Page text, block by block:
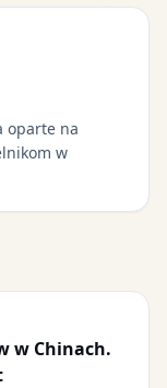
oparte na
w
w Chinach.